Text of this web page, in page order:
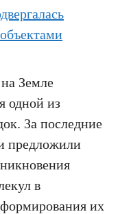
Земле
одной из
За последние
предложили
в
их